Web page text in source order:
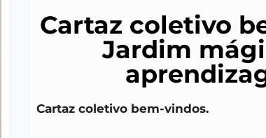
Cartaz coletivo
Jardim
Cartaz coletivo bem-vindos.